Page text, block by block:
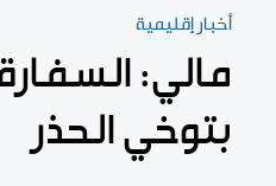
أخبار إقليمية
مالي:
بتوخي الحذر